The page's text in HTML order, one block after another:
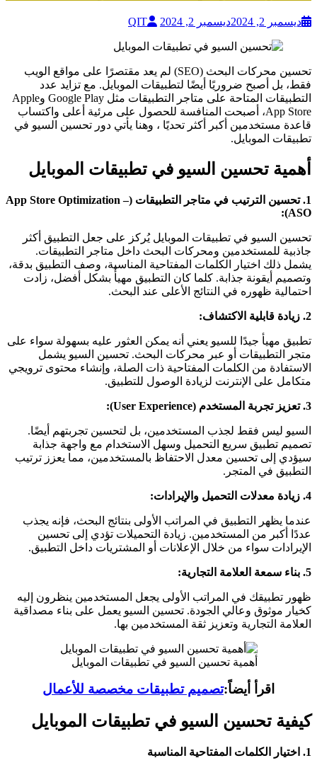
ديسمبر 2, 2024 ديسمبر 2, 2024 QIT
تحسين محركات البحث (SEO) لم يعد مقتصرًا على مواقع الويب
فقط، بل أصبح ضروريًا أيضًا لتطبيقات الموبايل. مع تزايد عدد
التطبيقات المتاحة على متاجر التطبيقات مثل Google Play وApple
App Store، أصبحت المنافسة للحصول على مرئية أعلى واكتساب
قاعدة مستخدمين أكبر أكثر تحديًا ، وهنا يأتي دور تحسين السيو في
تطبيقات الموبايل.
أهمية تحسين السيو في تطبيقات الموبايل
1. تحسين الترتيب في متاجر التطبيقات (App Store Optimization –
ASO):
تحسين السيو في تطبيقات الموبايل يُركز على جعل التطبيق أكثر
جاذبية للمستخدمين ومحركات البحث داخل متاجر التطبيقات.
يشمل ذلك اختيار الكلمات المفتاحية المناسبة، وصف التطبيق بدقة،
وتصميم أيقونة جذابة. كلما كان التطبيق مهيأً بشكل أفضل، زادت
احتمالية ظهوره في النتائج الأعلى عند البحث.
2. زيادة قابلية الاكتشاف:
تطبيق مهيأ جيدًا للسيو يعني أنه يمكن العثور عليه بسهولة سواء على
متجر التطبيقات أو عبر محركات البحث. تحسين السيو يشمل
الاستفادة من الكلمات المفتاحية ذات الصلة، وإنشاء محتوى ترويجي
متكامل على الإنترنت لزيادة الوصول للتطبيق.
3. تعزيز تجربة المستخدم (User Experience):
السيو ليس فقط لجذب المستخدمين، بل لتحسين تجربتهم أيضًا.
تصميم تطبيق سريع التحميل وسهل الاستخدام مع واجهة جذابة
سيؤدي إلى تحسين معدل الاحتفاظ بالمستخدمين، مما يعزز ترتيب
التطبيق في المتجر.
4. زيادة معدلات التحميل والإيرادات:
عندما يظهر التطبيق في المراتب الأولى بنتائج البحث، فإنه يجذب
عددًا أكبر من المستخدمين. زيادة التحميلات تؤدي إلى تحسين
الإيرادات سواء من خلال الإعلانات أو المشتريات داخل التطبيق.
5. بناء سمعة العلامة التجارية:
ظهور تطبيقك في المراتب الأولى يجعل المستخدمين ينظرون إليه
كخيار موثوق وعالي الجودة. تحسين السيو يعمل على بناء مصداقية
العلامة التجارية وتعزيز ثقة المستخدمين بها.
أهمية تحسين السيو في تطبيقات الموبايل
اقرأ أيضاً:تصميم تطبيقات مخصصة للأعمال
كيفية تحسين السيو في تطبيقات الموبايل
1. اختيار الكلمات المفتاحية المناسبة